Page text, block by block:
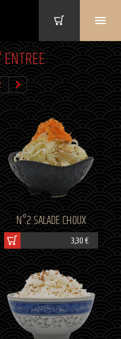
N°2 SALADE CHOUX
3,30 €